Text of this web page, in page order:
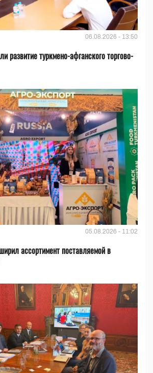
06.08.2026 - 13:50
развитие туркмено-афганского торгово-
05.08.2026 - 11:02
ассортимент поставляемой в